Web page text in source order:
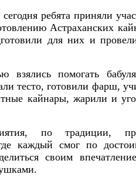
ребята приняли
Астраханских
для них и
взялись помогать
тесто, готовили фарш,
кайнары, жарили и
по традиции,
каждый смог по
своим